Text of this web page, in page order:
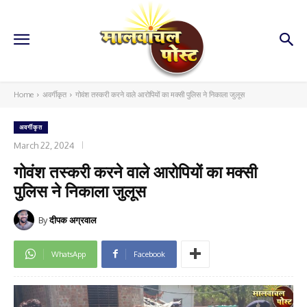
Home अवर्गीकृत गोवंश तस्करी करने वाले आरोपियों का मक्सी पुलिस ने निकाला जुलूस
अवर्गीकृत
March 22, 2024
गोवंश तस्करी करने वाले आरोपियों का मक्सी
पुलिस ने निकाला जुलूस
Byदीपक अग्रवाल
WhatsApp Facebook